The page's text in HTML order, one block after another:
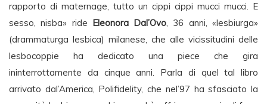
rapporto di maternage, tutto un cippi cippi mucci mucci. E
sesso, nisba» ride Eleonora Dal’Ovo, 36 anni, «lesbiurga»
(drammaturga lesbica) milanese, che alle vicissitudini delle
lesbocoppie ha dedicato una piece che gira
ininterrottamente da cinque anni. Parla di quel tal libro
arrivato dal’America, Polifidelity, che nel’97 ha sfasciato la